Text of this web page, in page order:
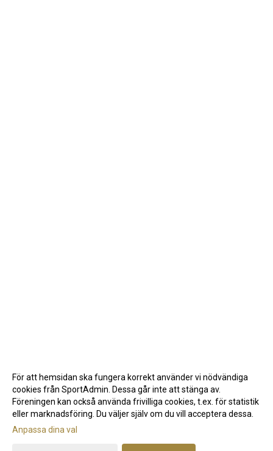
Gå till Webbversion
För att hemsidan ska fungera korrekt använder vi nödvändiga
cookies från SportAdmin. Dessa går inte att stänga av.
Föreningen kan också använda frivilliga cookies, t.ex. för statistik
eller marknadsföring. Du väljer själv om du vill acceptera dessa.
Anpassa dina val